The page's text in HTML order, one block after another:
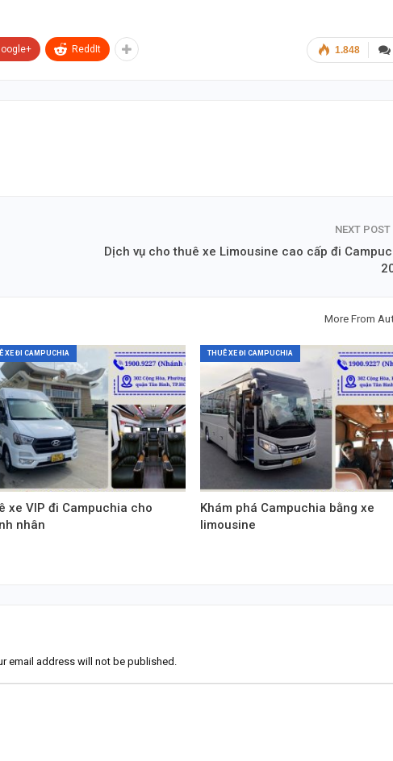
1.848
ReddIt
NEXT POST
Dịch vụ cho thuê xe Limousine cao cấp đi
More From
XE ĐI CAMPUCHIA
xe VIP đi Campuchia cho
nhân
THUÊ XE ĐI CAMPUCHIA
Khám phá Campuchia bằng xe
limousine
email address will not be published.